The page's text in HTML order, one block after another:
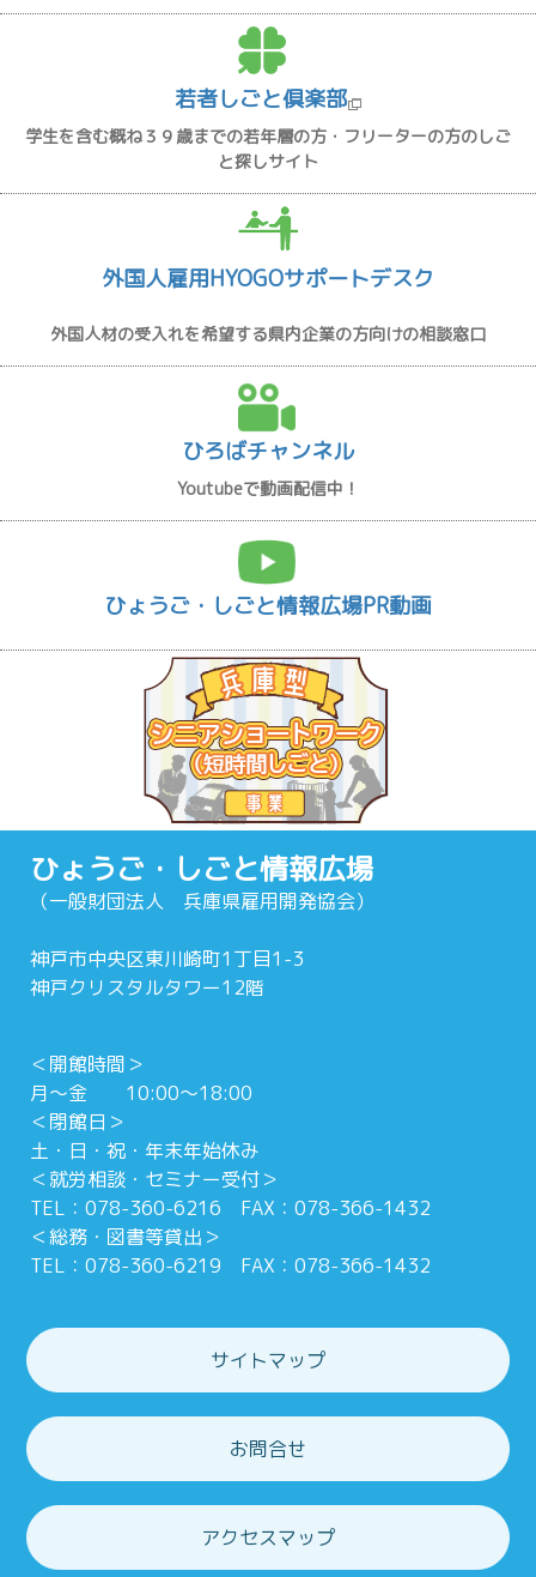
若者しごと倶楽部
学生を含む概ね３９歳までの若年層の方・フリーターの方のしご
と探しサイト
外国人雇用HYOGOサポートデスク
外国人材の受入れを希望する県内企業の方向けの相談窓口
ひろばチャンネル
Youtubeで動画配信中！
ひょうご・しごと情報広場PR動画
ひょうご・しごと情報広場
（一般財団法人 兵庫県雇用開発協会）
神戸市中央区東川崎町1丁目1-3
神戸クリスタルタワー12階
＜開館時間＞
月～金 10:00～18:00
＜閉館日＞
土・日・祝・年末年始休み
＜就労相談・セミナー受付＞
TEL：078-360-6216 FAX：078-366-1432
＜総務・図書等貸出＞
TEL：078-360-6219 FAX：078-366-1432
サイトマップ
お問合せ
アクセスマップ